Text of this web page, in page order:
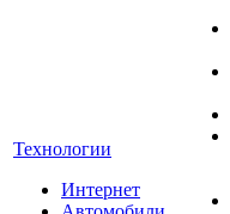
Технологии
Интернет